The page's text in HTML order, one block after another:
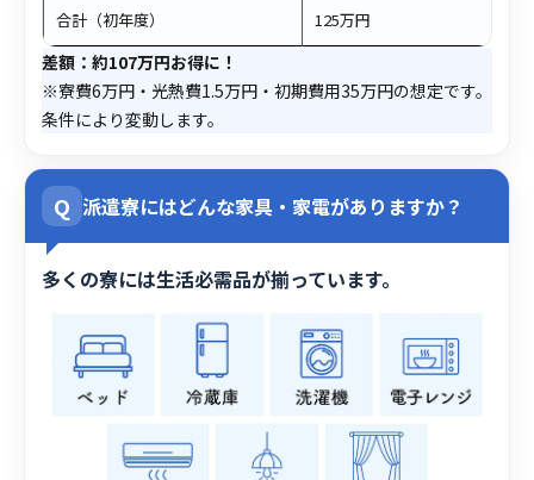
合計（初年度） 125万円
差額：約107万円お得に！
※寮費6万円・光熱費1.5万円・初期費用35万円の想定です。
条件により変動します。
Q 派遣寮にはどんな家具・家電がありますか？
多くの寮には生活必需品が揃っています。